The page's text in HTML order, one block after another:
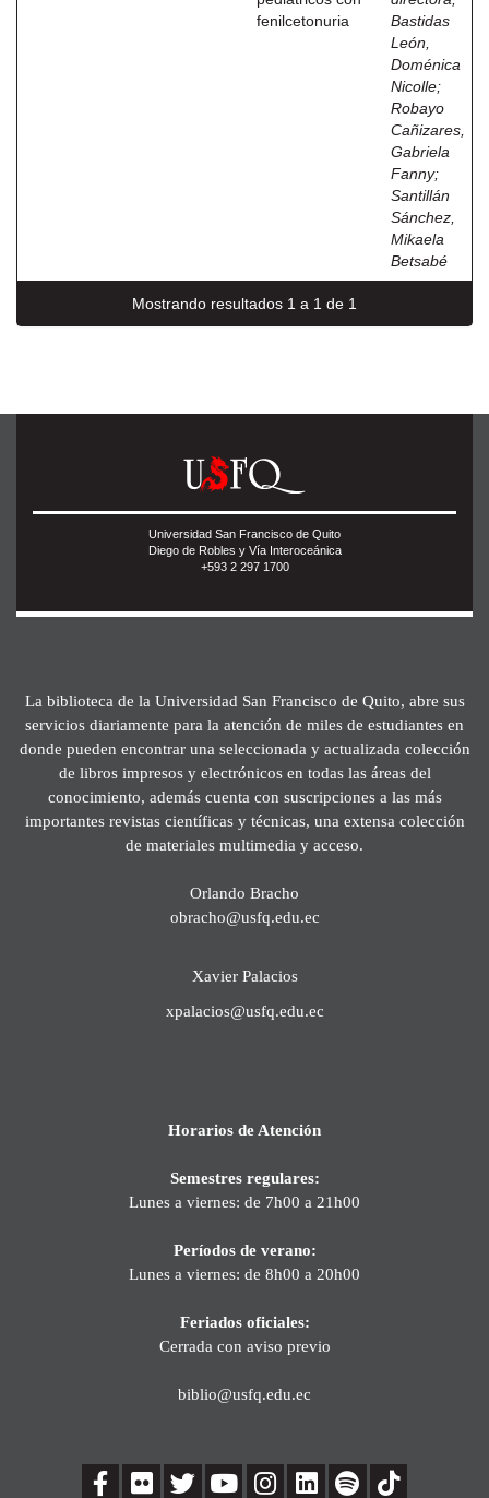
fenilcetonuria
Bastidas
León,
Doménica
Nicolle;
Robayo
Cañizares,
Gabriela
Fanny;
Santillán
Sánchez,
Mikaela
Betsabé
Mostrando resultados 1 a 1 de 1
Universidad San Francisco de Quito
Diego de Robles y Vía Interoceánica
+593 2 297 1700
La biblioteca de la Universidad San Francisco de Quito, abre sus
servicios diariamente para la atención de miles de estudiantes en
donde pueden encontrar una seleccionada y actualizada colección
de libros impresos y electrónicos en todas las áreas del
conocimiento, además cuenta con suscripciones a las más
importantes revistas científicas y técnicas, una extensa colección
de materiales multimedia y acceso.
Orlando Bracho
obracho@usfq.edu.ec
Xavier Palacios
xpalacios@usfq.edu.ec
Horarios de Atención
Semestres regulares:
Lunes a viernes: de 7h00 a 21h00
Períodos de verano:
Lunes a viernes: de 8h00 a 20h00
Feriados oficiales:
Cerrada con aviso previo
biblio@usfq.edu.ec